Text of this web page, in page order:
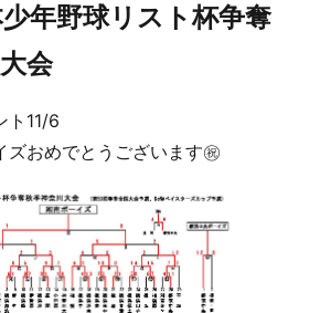
年野球リスト杯争奪
会
ト11/6
ズおめでとうございます㊗️